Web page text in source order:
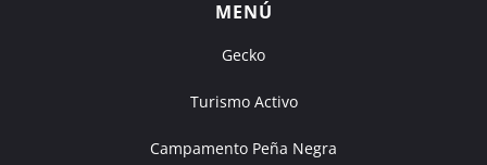
MENÚ
Gecko
Turismo Activo
Campamento Peña Negra